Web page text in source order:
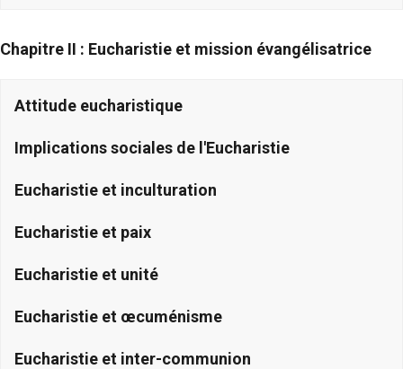
Chapitre II : Eucharistie et mission évangélisatrice
Attitude eucharistique
Implications sociales de l'Eucharistie
Eucharistie et inculturation
Eucharistie et paix
Eucharistie et unité
Eucharistie et œcuménisme
Eucharistie et inter-communion